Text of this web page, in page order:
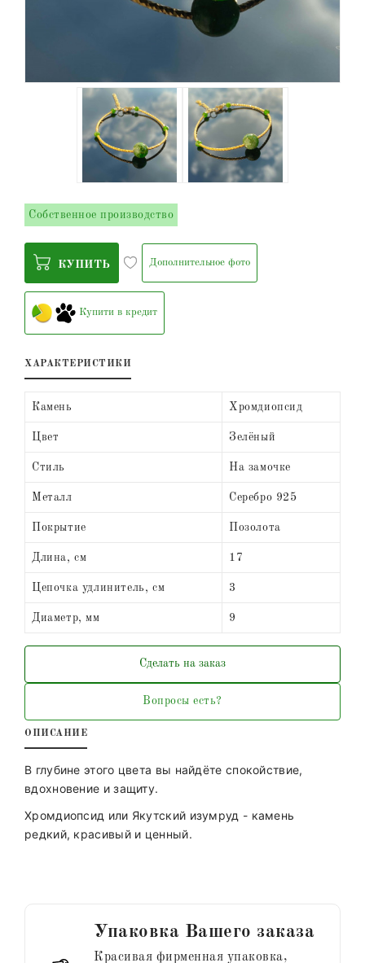
Собственное производство
КУПИТЬ Дополнительное фото
Купити в кредит
ХАРАКТЕРИСТИКИ
Камень Хромдиопсид
Цвет Зелёный
Стиль На замочке
Металл Серебро 925
Покрытие Позолота
Длина, см 17
Цепочка удлинитель, см 3
Диаметр, мм 9
Сделать на заказ
Вопросы есть?
ОПИСАНИЕ
В глубине этого цвета вы найдёте спокойствие,
вдохновение и защиту.
Хромдиопсид или Якутский изумруд - камень
редкий, красивый и ценный.
Упаковка Вашего заказа
Красивая фирменная упаковка,